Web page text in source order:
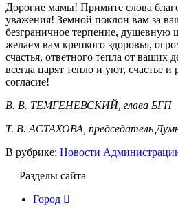
Дорогие мамы! Примите слова
уважения! Земной поклон вам за
безграничное терпение, душевную
желаем вам крепкого здоровья,
счастья, ответного тепла от ваших
всегда царят тепло и уют, счастье и
согласие!
В. В. ТЕМГЕНЕВСКИЙ, глава БГП
Т. В. АСТАХОВА, председатель
В рубрике: Новости
Разделы сайта
Город